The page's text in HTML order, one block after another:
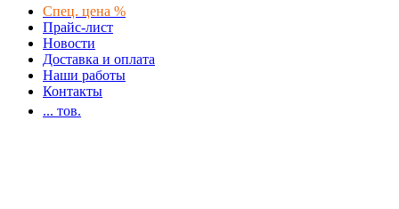
Спец. цена %
Прайс-лист
Новости
Доставка и оплата
Наши работы
Контакты
... тов.